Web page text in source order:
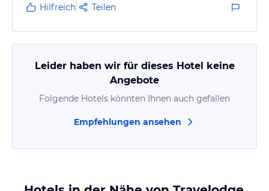
Hilfreich Teilen
Leider haben wir für dieses Hotel keine
Angebote
Folgende Hotels könnten Ihnen auch gefallen
Empfehlungen ansehen